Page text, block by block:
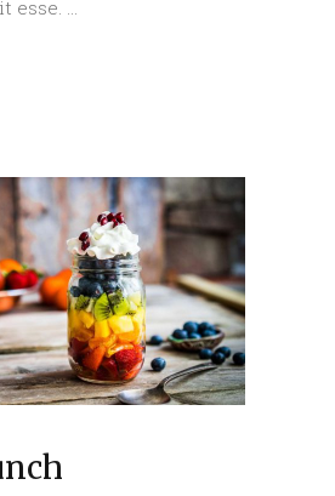
esse.